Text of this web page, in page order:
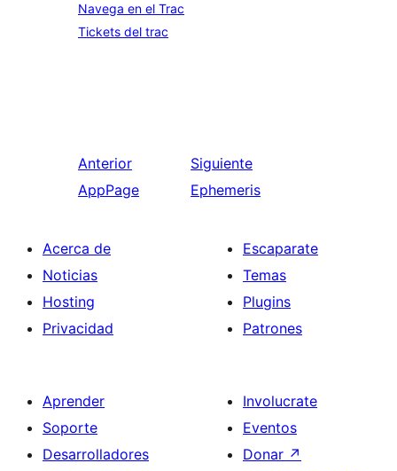
Navega en el Trac
Tickets del trac
Anterior
AppPage
Siguiente
Ephemeris
Acerca de
Noticias
Hosting
Privacidad
Escaparate
Temas
Plugins
Patrones
Aprender
Soporte
Desarrolladores
Involucrate
Eventos
Donar ↗